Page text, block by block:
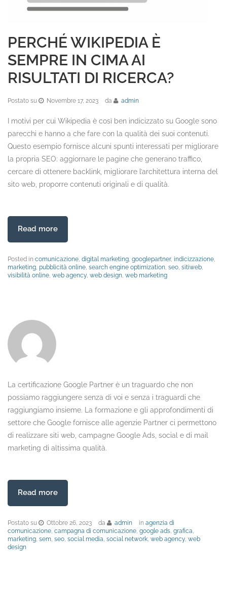
PERCHÉ WIKIPEDIA È
SEMPRE IN CIMA AI
RISULTATI DI RICERCA?
Postato su Novembre 17, 2023 da admin
I motivi per cui Wikipedia è così ben indicizzato su Google sono
parecchi e hanno a che fare con la qualità dei suoi contenuti.
Questo esempio fornisce alcuni spunti interessati per migliorare
la propria SEO: aggiornare le pagine che generano traffico,
cercare di ottenere backlink, migliorare l’architettura interna del
sito web, proporre contenuti originali e di qualità.
Read more
Posted in comunicazione digital marketing googlepartner, indicizzazione
marketing pubblicità online search engine optimization seo sitiweb
visibilità online web agency web design web marketing
La certificazione Google Partner è un traguardo che non
possiamo raggiungere senza di voi e senza i traguardi che
raggiungiamo insieme. La formazione e gli approfondimenti di
settore che Google fornisce alle agenzie Partner ci permettono
di realizzare siti web, campagne Google Ads, social e di mail
marketing di altissima qualità.
Read more
Postato su Ottobre 26, 2023 da admin in agenzia di
comunicazione campagna di comunicazione google ads grafica
marketing sem seo social media social network web agency web
design